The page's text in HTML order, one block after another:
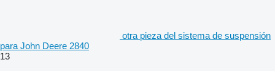
otra pieza del sistema de suspensión
para John Deere 2840
13